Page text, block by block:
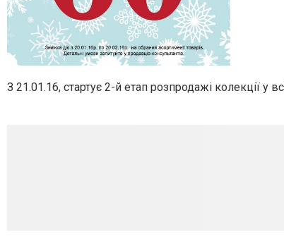
З 21.01.16, стартує 2-й етап розпродажі колекції у